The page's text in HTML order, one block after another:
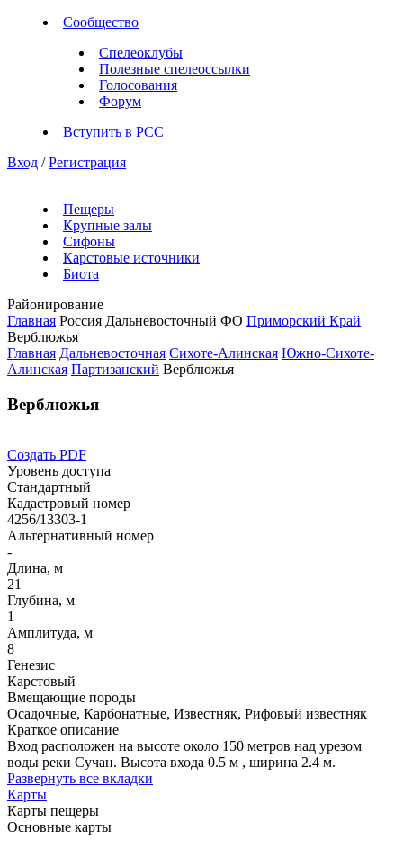
Сообщество
Спелеоклубы
Полезные спелеоссылки
Голосования
Форум
Вступить в РСС
Вход / Регистрация
Пещеры
Крупные залы
Сифоны
Карстовые источники
Биота
Районирование
Главная Россия Дальневосточный ФО Приморский Край
Верблюжья
Главная Дальневосточная Сихоте-Алинская Южно-Сихоте-
Алинская Партизанский Верблюжья
Верблюжья
Создать PDF
Уровень доступа
Стандартный
Кадастровый номер
4256/13303-1
Альтернативный номер
-
Длина, м
21
Глубина, м
1
Амплитуда, м
8
Генезис
Карстовый
Вмещающие породы
Осадочные, Карбонатные, Известняк, Рифовый известняк
Краткое описание
Вход расположен на высоте около 150 метров над урезом
воды реки Сучан. Высота входа 0.5 м , ширина 2.4 м.
Развернуть все вкладки
Карты
Карты пещеры
Основные карты